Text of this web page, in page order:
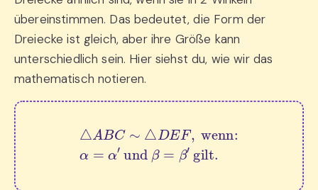
übereinstimmen. Das bedeutet, die Form der
Dreiecke ist gleich, aber ihre Größe kann
unterschiedlich sein. Hier siehst du, wie wir das
mathematisch notieren.
△ D EF, wenn:α=α und β=